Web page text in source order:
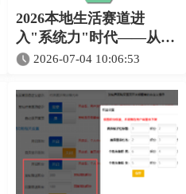
2026本地生活赛道进
入"系统力"时代——从
Veding的产品演进看SaaS
2026-07-04 10:06:53